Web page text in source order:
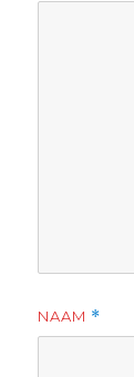
NAAM *